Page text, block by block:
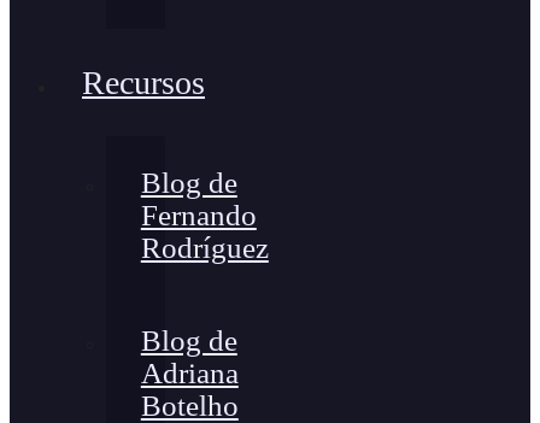
Recursos
Blog de
Fernando
Rodríguez
Blog de
Adriana
Botelho